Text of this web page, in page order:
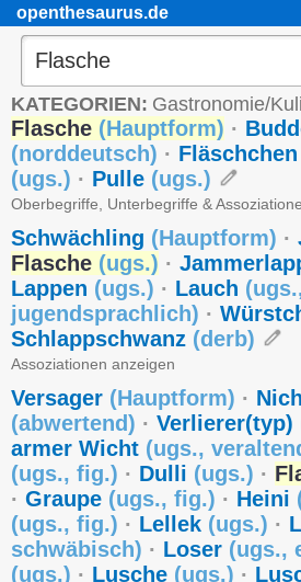
openthesaurus.de
KATEGORIEN: Gastronomie/
Flasche (Hauptform) ·
(norddeutsch) · Fläschchen
(ugs.) · Pulle (ugs.)
Oberbegriffe, Unterbegriffe &
Schwächling (Hauptform) ·
Flasche (ugs.) ·
Lappen (ugs.) · Lauch (ugs.
jugendsprachlich) ·
Schlappschwanz (derb)
Assoziationen anzeigen
Versager (Hauptform) ·
(abwertend) · Verlierer(typ)
armer Wicht (ugs.,
(ugs., fig.) · Dulli (ugs.) ·
· Graupe (ugs., fig.) · Heini
(ugs., fig.) · Lellek (ugs.) ·
schwäbisch) · Loser (ugs.,
(ugs.) · Lusche (ugs.) ·